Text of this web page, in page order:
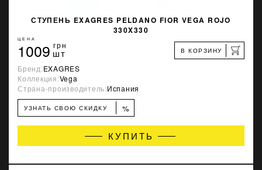
СТУПЕНЬ EXAGRES PELDANO FIOR VEGA ROJO
330X330
ЦЕНА
1009 грн
шт В КОРЗИНУ
Бренд:EXAGRES
Коллекция:Vega
Страна-производитель:Испания
УЗНАТЬ СВОЮ СКИДКУ %
КУПИТЬ